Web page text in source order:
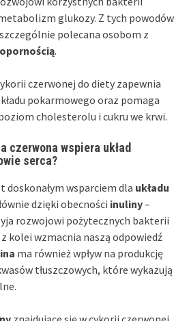
glukozy. Z tych powodów
polecana osobom z
.
czerwonej do diety zapewnia
pokarmowego oraz pomaga
cholesterolu i cukru we krwi.
czerwona wspiera układ
serca?
doskonałym wsparciem dla układu
dzięki obecności inuliny–
rozwojowi pożytecznych bakterii
kolei wzmacnia naszą odpowiedź
ma również wpływ na produkcję
tłuszczowych, które wykazują